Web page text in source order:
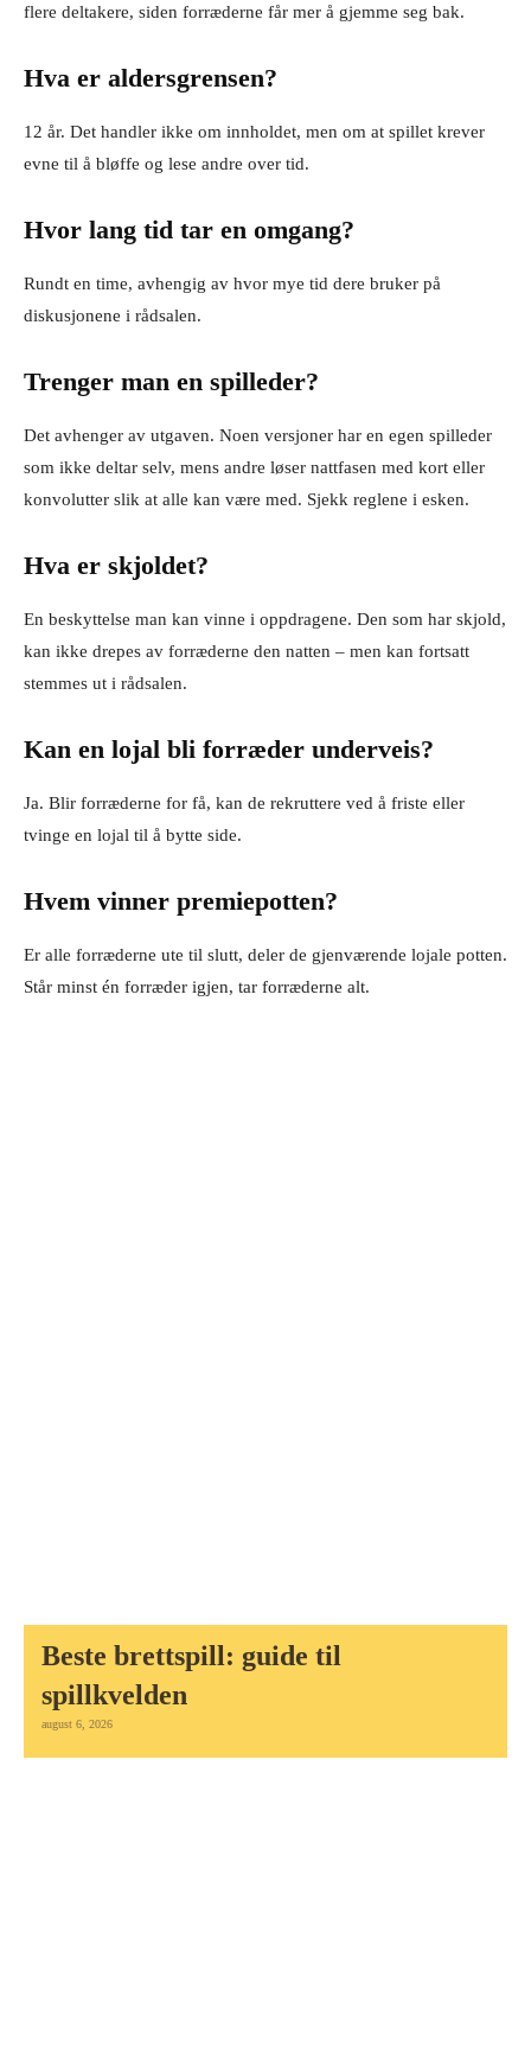
flere deltakere, siden forræderne får mer å gjemme seg bak.
Hva er aldersgrensen?
12 år. Det handler ikke om innholdet, men om at spillet krever
evne til å bløffe og lese andre over tid.
Hvor lang tid tar en omgang?
Rundt en time, avhengig av hvor mye tid dere bruker på
diskusjonene i rådsalen.
Trenger man en spilleder?
Det avhenger av utgaven. Noen versjoner har en egen spilleder
som ikke deltar selv, mens andre løser nattfasen med kort eller
konvolutter slik at alle kan være med. Sjekk reglene i esken.
Hva er skjoldet?
En beskyttelse man kan vinne i oppdragene. Den som har skjold,
kan ikke drepes av forræderne den natten – men kan fortsatt
stemmes ut i rådsalen.
Kan en lojal bli forræder underveis?
Ja. Blir forræderne for få, kan de rekruttere ved å friste eller
tvinge en lojal til å bytte side.
Hvem vinner premiepotten?
Er alle forræderne ute til slutt, deler de gjenværende lojale potten.
Står minst én forræder igjen, tar forræderne alt.
Beste brettspill: guide til
spillkvelden
august 6, 2026